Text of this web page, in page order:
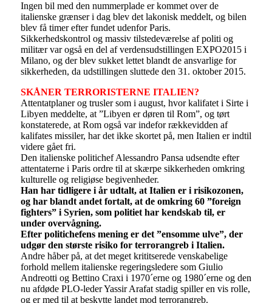
Ingen bil med den nummerplade er kommet over de
italienske grænser i dag blev det lakonisk meddelt, og bilen
blev få timer efter fundet udenfor Paris.
Sikkerhedskontrol og massiv tilstedeværelse af politi og
militær var også en del af verdensudstillingen EXPO2015 i
Milano, og der blev sukket lettet blandt de ansvarlige for
sikkerheden, da udstillingen sluttede den 31. oktober 2015.
SKÅNER TERRORISTERNE ITALIEN?
Attentatplaner og trusler som i august, hvor kalifatet i Sirte i
Libyen meddelte, at ”Libyen er døren til Rom”, og tørt
konstaterede, at Rom også var indefor rækkevidden af
kalifates missiler, har det ikke skortet på, men Italien er indtil
videre gået fri.
Den italienske politichef Alessandro Pansa udsendte efter
attentaterne i Paris ordre til at skærpe sikkerheden omkring
kulturelle og religiøse begivenheder.
Han har tidligere i år udtalt, at Italien er i risikozonen,
og har blandt andet fortalt, at de omkring 60 ”foreign
fighters” i Syrien, som politiet har kendskab til, er
under overvågning.
Efter politichefens mening er det ”ensomme ulve”, der
udgør den største risiko for terrorangreb i Italien.
Andre håber på, at det meget krititserede venskabelige
forhold mellem italienske regeringsledere som Giulio
Andreotti og Bettino Craxi i 1970´erne og 1980´erne og den
nu afdøde PLO-leder Yassir Arafat stadig spiller en vis rolle,
og er med til at beskytte landet mod terrorangreb.